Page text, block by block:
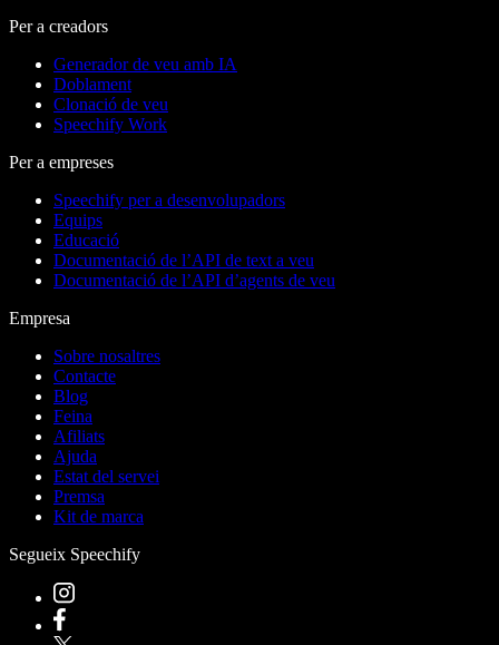
Per a creadors
Generador de veu amb IA
Doblament
Clonació de veu
Speechify Work
Per a empreses
Speechify per a desenvolupadors
Equips
Educació
Documentació de l’API de text a veu
Documentació de l’API d’agents de veu
Empresa
Sobre nosaltres
Contacte
Blog
Feina
Afiliats
Ajuda
Estat del servei
Premsa
Kit de marca
Segueix Speechify